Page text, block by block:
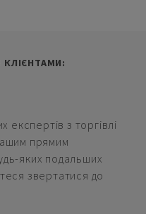
експертів з торгівлі
прямим
яких подальших
звертатися до